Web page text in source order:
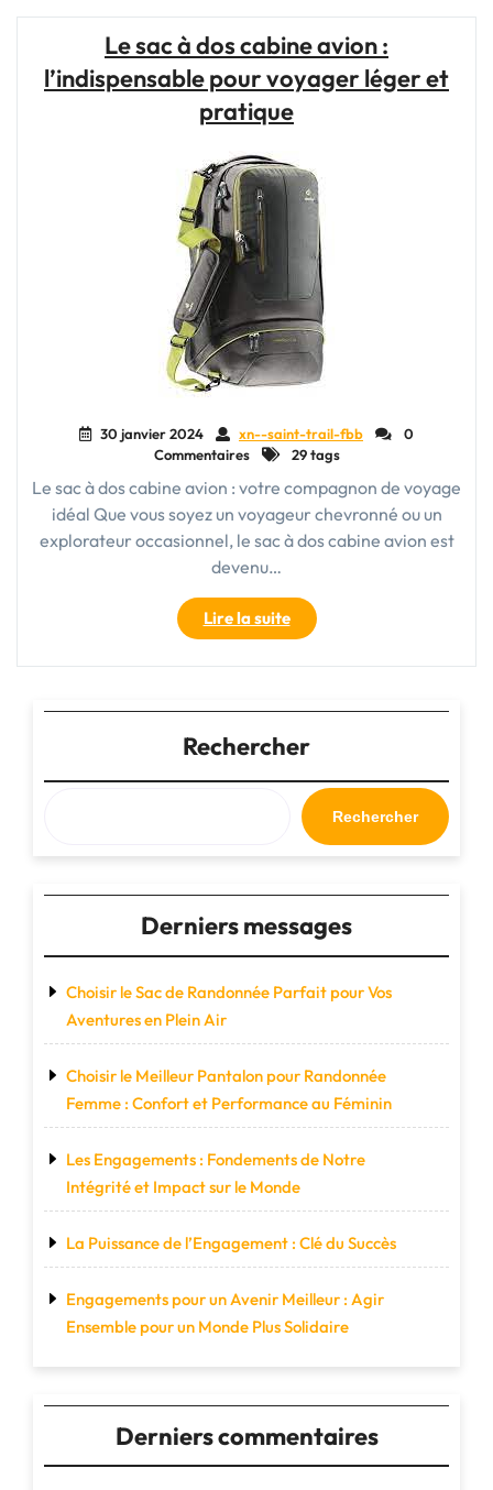
55x35x25
:
Le
Compagnon
de
Vos
Voyages"
Le sac à dos cabine avion :
l’indispensable pour voyager léger et
pratique
30 janvier 2024 xn--saint-trail-fbb
0
Commentaires
29 tags
Le sac à dos cabine avion : votre compagnon de voyage
idéal Que vous soyez un voyageur chevronné ou un
explorateur occasionnel, le sac à dos cabine avion est
devenu…
Lire la suite"Le
sac
à
cabine
avion
:
l’indispensable
pour
voyager
Rechercher
Rechercher
Derniers messages
Choisir le Sac de Randonnée Parfait pour Vos
Aventures en Plein Air
Choisir le Meilleur Pantalon pour Randonnée
Femme : Confort et Performance au Féminin
Les Engagements : Fondements de Notre
Intégrité et Impact sur le Monde
La Puissance de l’Engagement : Clé du Succès
Engagements pour un Avenir Meilleur : Agir
Ensemble pour un Monde Plus Solidaire
Derniers commentaires